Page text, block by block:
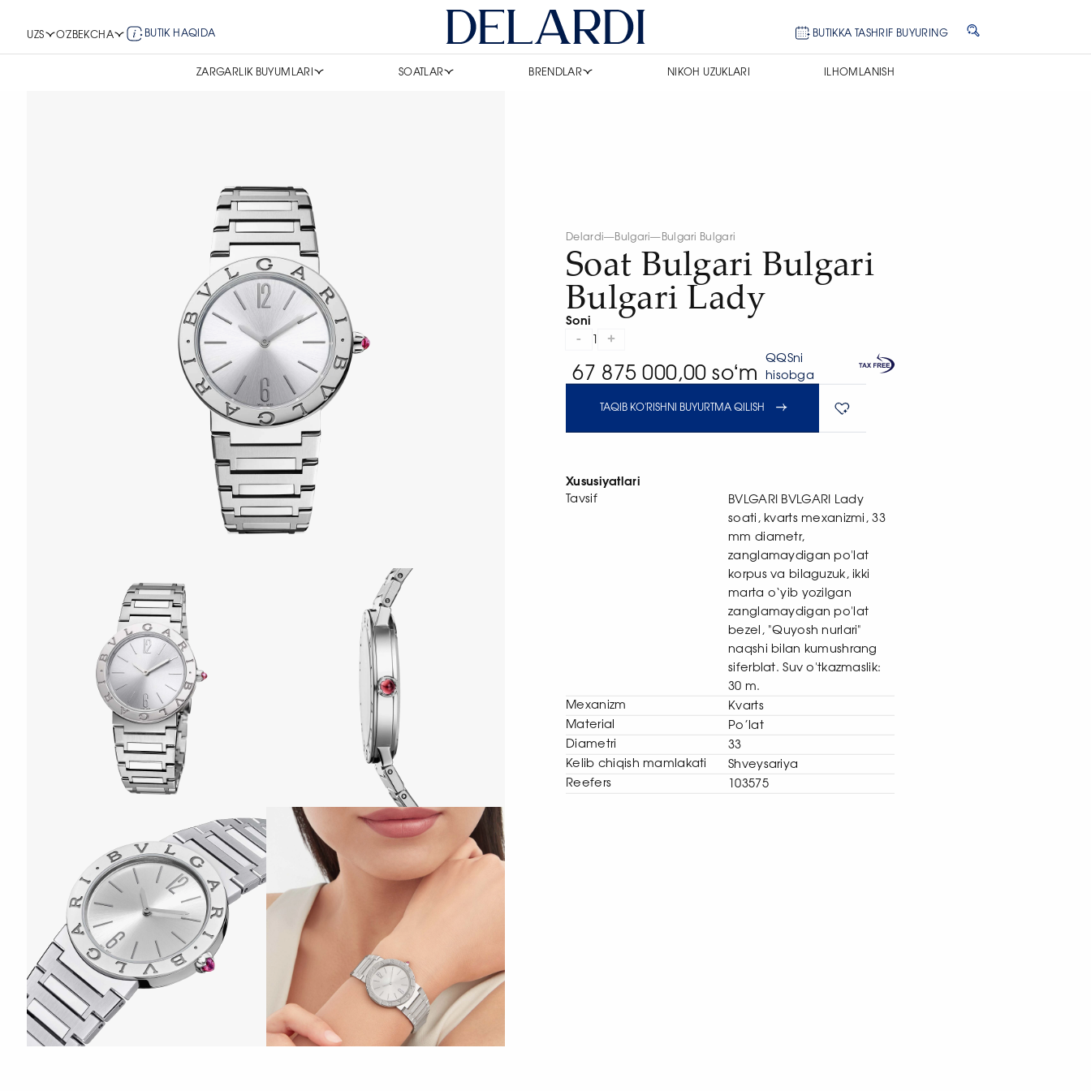
UZS O'ZBEKCHA BUTIK HAQIDA BUTIKKA TASHRIF BUYURING
ZARGARLIK BUYUMLARI SOATLAR BRENDLAR NIKOH UZUKLARI ILHOMLANISH
Delardi—Bulgari— Bulgari Bulgari
Soat Bulgari Bulgari
Bulgari Lady
Soni
- 1 +
67 875 000,00 soʻm
QQSni
hisobga
TAQIB KO'RISHNI BUYURTMA QILISH
Xususiyatlari
Tavsif
BVLGARI BVLGARI Lady
soati, kvarts mexanizmi, 33
mm diametr,
zanglamaydigan po'lat
korpus va bilaguzuk, ikki
marta o‘yib yozilgan
zanglamaydigan po'lat
bezel, "Quyosh nurlari"
naqshi bilan kumushrang
siferblat. Suv o'tkazmaslik:
30 m.
Mexanizm
Kvarts
Material
Po’lat
Diametri
33
Kelib chiqish mamlakati
Shveysariya
Reefers
103575